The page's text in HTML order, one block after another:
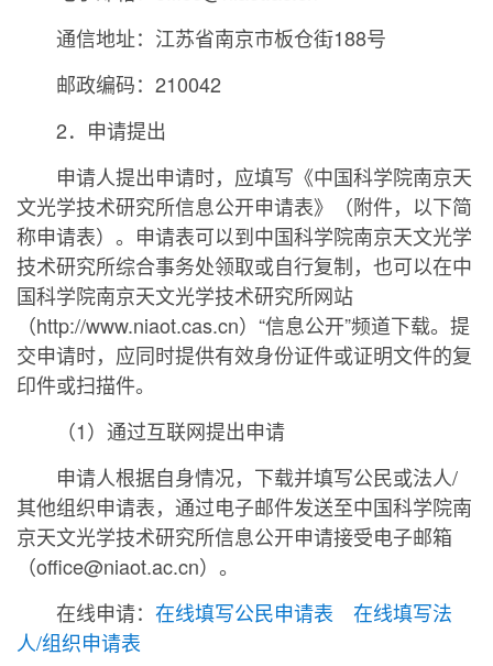
通信地址：江苏省南京市板仓街188号
邮政编码：210042
2．申请提出
申请人提出申请时，应填写《中国科学院南京天
文光学技术研究所信息公开申请表》（附件，以下简
称申请表）。申请表可以到中国科学院南京天文光学
技术研究所综合事务处领取或自行复制，也可以在中
国科学院南京天文光学技术研究所网站
（http://www.niaot.cas.cn）“信息公开”频道下载。提
交申请时，应同时提供有效身份证件或证明文件的复
印件或扫描件。
（1）通过互联网提出申请
申请人根据自身情况，下载并填写公民或法人/
其他组织申请表，通过电子邮件发送至中国科学院南
京天文光学技术研究所信息公开申请接受电子邮箱
（office@niaot.ac.cn）。
在线申请： 在线填写公民申请表
在线填写法
人/组织申请表